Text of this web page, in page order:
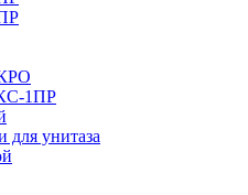
1ПР
для унитаза